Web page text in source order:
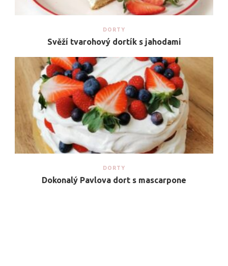
DORTY
Svěží tvarohový dortík s jahodami
DORTY
Dokonalý Pavlova dort s mascarpone